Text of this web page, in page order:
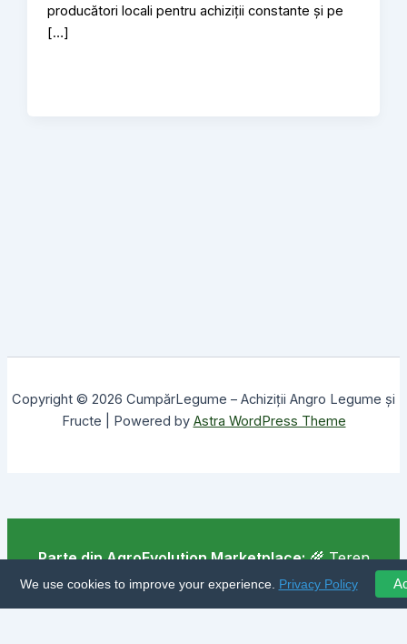
producători locali pentru achiziții constante și pe
[…]
Copyright © 2026 CumpărLegume – Achiziții Angro Legume și
Fructe | Powered by Astra WordPress Theme
Parte din AgroEvolution Marketplace: 🌾 Teren
agricol·🚜 Ferme executare· 📋 Catalog
producatori
We use cookies to improve your experience. Privacy Policy